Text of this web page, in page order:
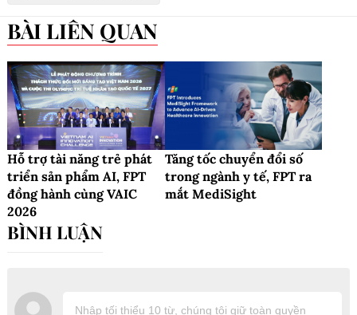
BÀI LIÊN QUAN
Hỗ trợ tài năng trẻ phát
triển sản phẩm AI, FPT
đồng hành cùng VAIC
2026
Tăng tốc chuyển đổi số
trong ngành y tế, FPT ra
mắt MediSight